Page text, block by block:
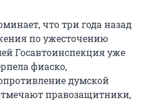
что три года назад
по ужесточению
Госавтоинспекция уже
фиаско,
думской
правозащитники,